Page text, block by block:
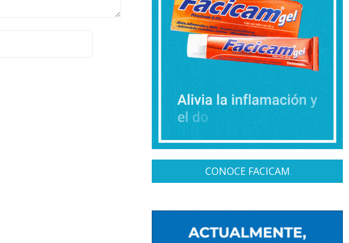
CONOCE FACICAM